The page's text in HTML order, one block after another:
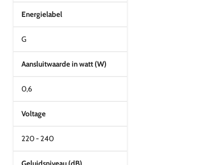
Energielabel
G
Aansluitwaarde in watt (W)
0,6
Voltage
220 - 240